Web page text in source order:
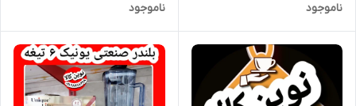
مخصوص کافه ها و آبمیوه
فروشی
ناموجود
ناموجود